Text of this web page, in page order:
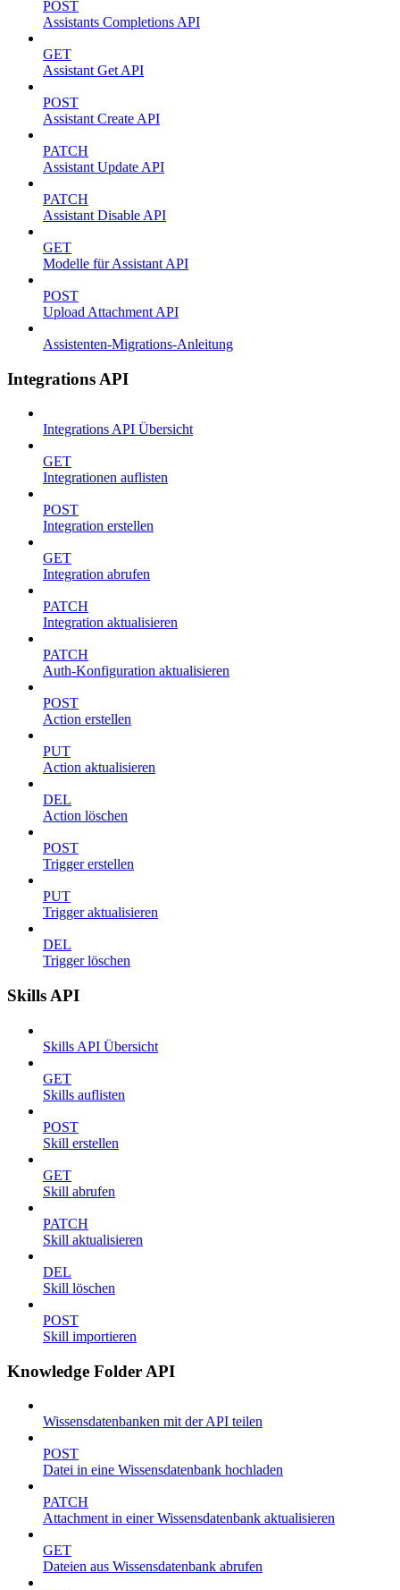
POST
Assistants Completions API
GET
Assistant Get API
POST
Assistant Create API
PATCH
Assistant Update API
PATCH
Assistant Disable API
GET
Modelle für Assistant API
POST
Upload Attachment API
Assistenten-Migrations-Anleitung
Integrations API
Integrations API Übersicht
GET
Integrationen auflisten
POST
Integration erstellen
GET
Integration abrufen
PATCH
Integration aktualisieren
PATCH
Auth-Konfiguration aktualisieren
POST
Action erstellen
PUT
Action aktualisieren
DEL
Action löschen
POST
Trigger erstellen
PUT
Trigger aktualisieren
DEL
Trigger löschen
Skills API
Skills API Übersicht
GET
Skills auflisten
POST
Skill erstellen
GET
Skill abrufen
PATCH
Skill aktualisieren
DEL
Skill löschen
POST
Skill importieren
Knowledge Folder API
Wissensdatenbanken mit der API teilen
POST
Datei in eine Wissensdatenbank hochladen
PATCH
Attachment in einer Wissensdatenbank aktualisieren
GET
Dateien aus Wissensdatenbank abrufen